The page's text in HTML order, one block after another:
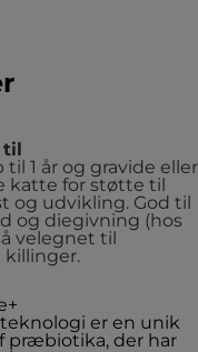
til 1 år og gravide eller
katte for støtte til
og udvikling. God til
og diegivning (hos
velegnet til
killinger.
er en unik
præbiotika, der har